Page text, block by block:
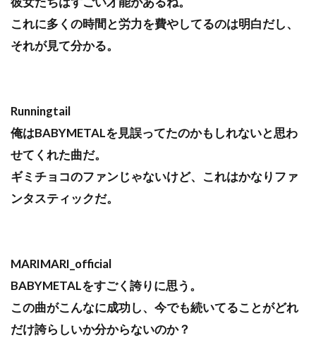
これに多くの時間と労力を費やしてるのは明白だし、
それが見て分かる。
Runningtail
俺はBABYMETALを見誤ってたのかもしれないと思わ
せてくれた曲だ。
ギミチョコのファンじゃないけど、これはかなりファ
ンタスティックだ。
MARIMARI_official
BABYMETALをすごく誇りに思う。
この曲がこんなに成功し、今でも続いてることがどれ
だけ誇らしいか分からないのか？